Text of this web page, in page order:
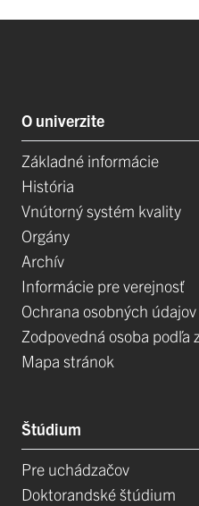
O univerzite
Základné informácie
História
Vnútorný systém kvality
Orgány
Archív
Informácie pre verejnosť
Ochrana osobných údajov
Zodpovedná osoba podľa
Mapa stránok
Štúdium
Pre uchádzačov
Doktorandské štúdium